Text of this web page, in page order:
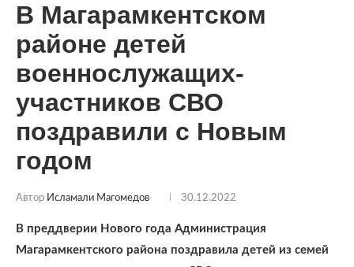
В Магарамкентском
районе детей
военнослужащих-
участников СВО
поздравили с Новым
годом
Автор Исламали Магомедов 30.12.2022
В преддверии Нового года Администрация
Магарамкентского района поздравила детей из семей